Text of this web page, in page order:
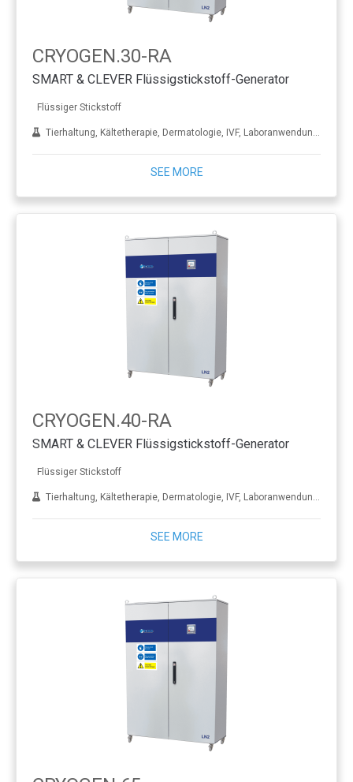
CRYOGEN.30-RA
SMART & CLEVER Flüssigstickstoff-Generator
Flüssiger Stickstoff
Tierhaltung, Kältetherapie, Dermatologie, IVF, Laboranwendungen, Behandlung von Metall
SEE MORE
CRYOGEN.40-RA
SMART & CLEVER Flüssigstickstoff-Generator
Flüssiger Stickstoff
Tierhaltung, Kältetherapie, Dermatologie, IVF, Laboranwendungen, Behandlung von Metall
SEE MORE